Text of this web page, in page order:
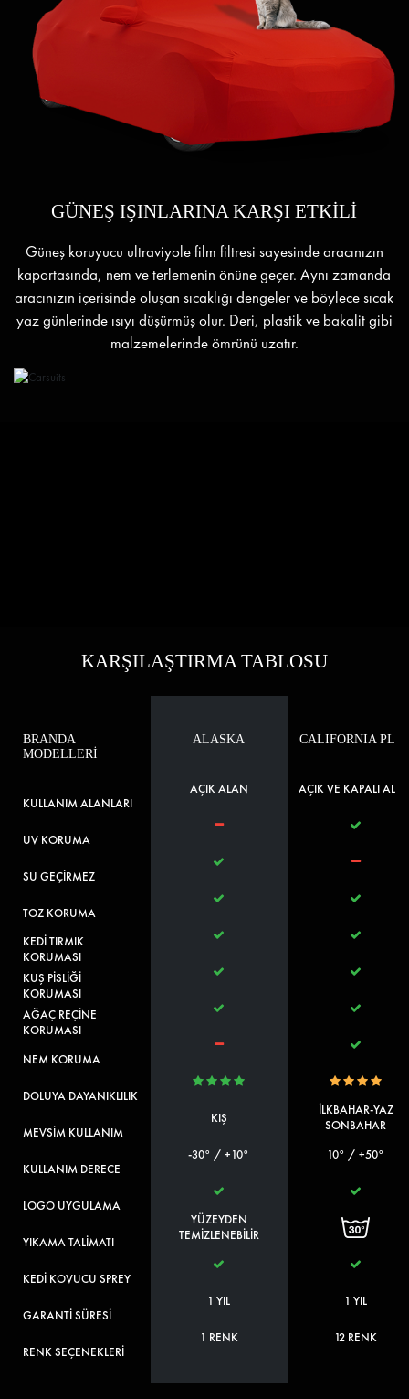
GÜNEŞ IŞINLARINA KARŞI ETKİLİ
Güneş koruyucu ultraviyole film filtresi sayesinde aracınızın
kaportasında, nem ve terlemenin önüne geçer. Aynı zamanda
aracınızın içerisinde oluşan sıcaklığı dengeler ve böylece sıcak
yaz günlerinde ısıyı düşürmüş olur. Deri, plastik ve bakalit gibi
malzemelerinde ömrünü uzatır.
KARŞILAŞTIRMA TABLOSU
BRANDA
MODELLERİ
KULLANIM ALANLARI
UV KORUMA
SU GEÇİRMEZ
TOZ KORUMA
KEDİ TIRMIK
KORUMASI
KUŞ PİSLİĞİ
KORUMASI
AĞAÇ REÇİNE
KORUMASI
NEM KORUMA
DOLUYA DAYANIKLILIK
MEVSİM KULLANIM
KULLANIM DERECE
LOGO UYGULAMA
YIKAMA TALİMATI
KEDİ KOVUCU SPREY
GARANTİ SÜRESİ
RENK SEÇENEKLERİ
ALASKA
AÇIK ALAN
KIŞ
-30° / +10°
YÜZEYDEN
TEMİZLENEBİLİR
1 YIL
1 RENK
CALIFORNIA
AÇIK VE KAPALI
İLKBAHAR-YAZ
SONBAHAR
10° / +50°
1 YIL
12 RENK